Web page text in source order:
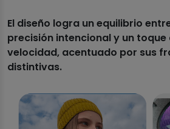
El diseño logra un equilibrio
precisión intencional y un toque
velocidad, acentuado por sus
distintivas.